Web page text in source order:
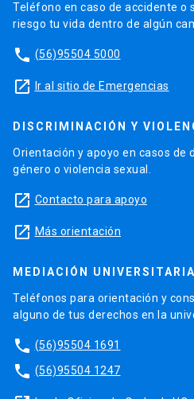
Teléfono en caso de accidente o
riesgo tu vida dentro de algún
phone (56)95504 5000
launch Ir al sitio de Emergencias
DISCRIMINACIÓN Y
Orientación y apoyo en casos de
género o violencia sexual.
launch Contacto para apoyo
launch Más orientación
MEDIACIÓN UNIVERSITARIA
Teléfonos para orientación y
alguno de tus derechos en la
phone (56)95504 1691
phone (56)95504 1247